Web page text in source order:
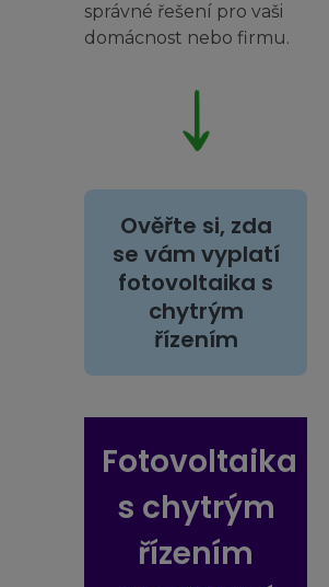
správné řešení pro vaši
domácnost nebo firmu.
Ověřte si, zda
se vám vyplatí
fotovoltaika s
chytrým
řízením
Fotovoltaika
s chytrým
řízením